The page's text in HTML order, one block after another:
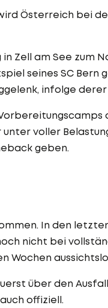
Österreich bei
Zell am See zum
seines SC Bern
infolge
voller
geben.
In den
nicht bei
Wochen
über den
offiziell.